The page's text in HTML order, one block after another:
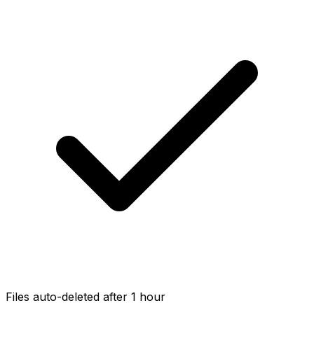
Files auto-deleted after 1 hour